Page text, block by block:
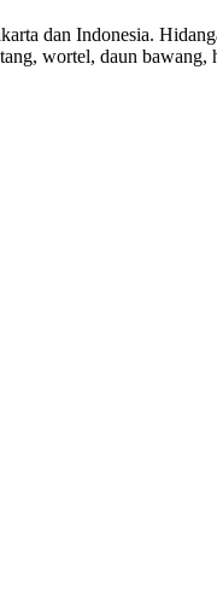
dan Indonesia.
wortel, daun